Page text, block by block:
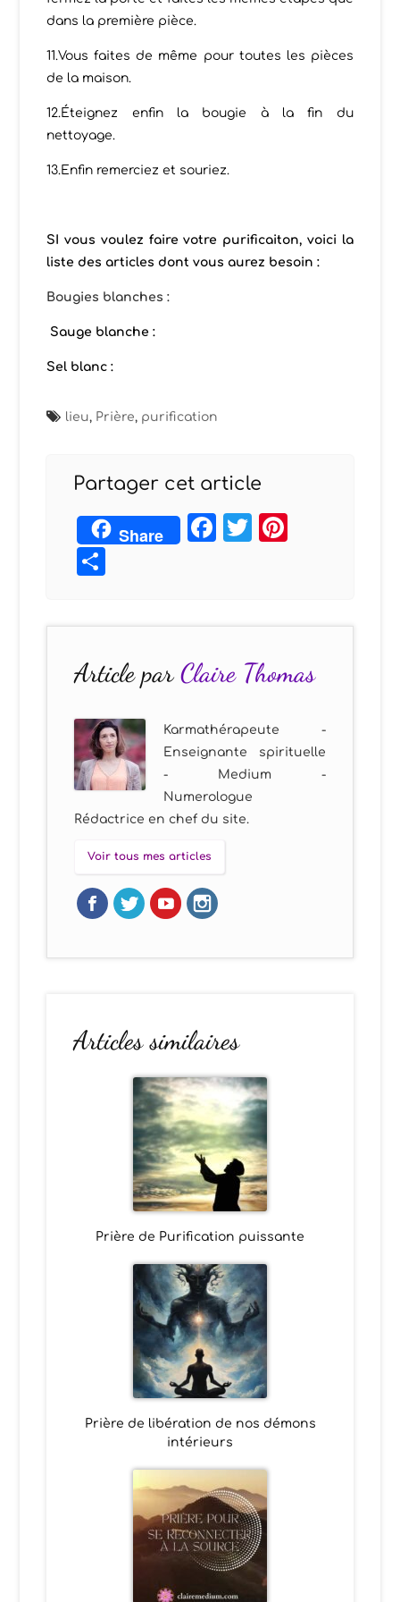
dans la première pièce.
11.Vous faites de même pour toutes les pièces
de la maison.
12.Éteignez enfin la bougie à la fin du
nettoyage.
13.Enfin remerciez et souriez.
SI vous voulez faire votre purificaiton, voici la
liste des articles dont vous aurez besoin :
Bougies blanches :
Sauge blanche :
Sel blanc :
lieu, Prière, purification
Partager cet article
Share Facebook
Twitter
Article parClaire Thomas
Karmathérapeute -
Enseignante spirituelle
- Medium -
Numerologue
Rédactrice en chef du site.
Voir tous mes articles
Articles similaires
Prière de Purification puissante
Prière de libération de nos démons
intérieurs